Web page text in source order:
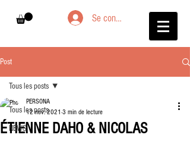
Se connecter
Post
Tous les posts
NEWS
Tous les posts
ÉTIENNE DAHO & NICOLAS
PERSONA
12 nov. 2021 3 min de lecture